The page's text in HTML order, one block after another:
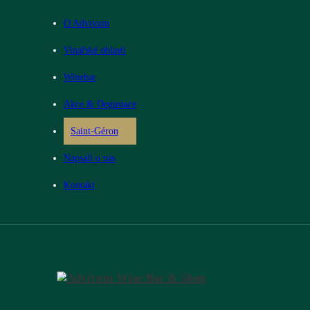
O Advivum
Vinařské oblasti
Winebar
Akce & Degustace
Saint-Géron
Napsali o nás
Kontakt